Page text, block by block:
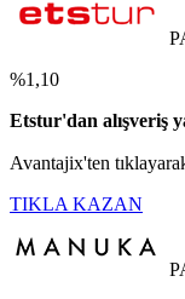
%1,10
Etstur'dan alışveriş
Avantajix'ten
TIKLA KAZAN